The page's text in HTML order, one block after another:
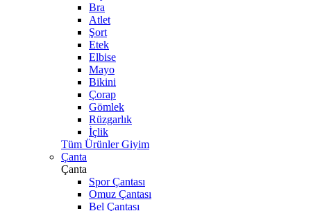
Bra
Atlet
Şort
Etek
Elbise
Mayo
Bikini
Çorap
Gömlek
Rüzgarlık
İçlik
Tüm Ürünler Giyim
Çanta
Çanta
Spor Çantası
Omuz Çantası
Bel Çantası